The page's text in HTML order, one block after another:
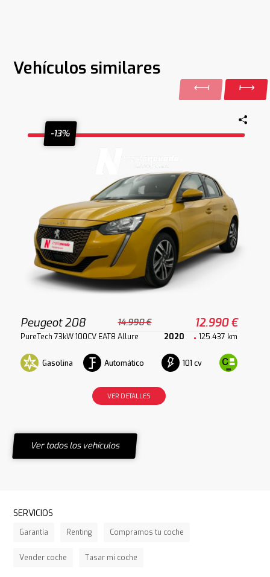
Vehículos similares
-13%
Peugeot 208 14.990 € 12.990 €
PureTech 73kW 100CV EAT8 Allure 2020 125.437 km
Gasolina Automático 101 cv
VER DETALLES
Ver todos los vehículos
SERVICIOS
Garantía Renting Compramos tu coche
Vender coche Tasar mi coche